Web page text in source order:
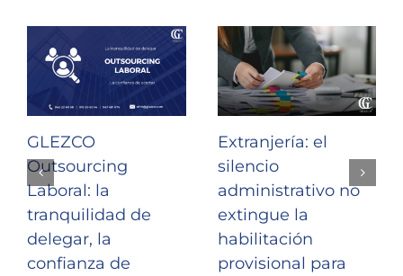
GLEZCO
Outsourcing
Laboral: la
tranquilidad de
delegar, la
confianza de
Extranjería: el
silencio
administrativo no
extingue la
habilitación
provisional para